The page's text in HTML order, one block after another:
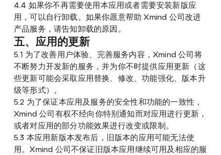
4.4 如果你不再需要使用本应用或者需要安装新版应
用，可以自行卸载。如果你愿意帮助 Xmind 公司改进
产品服务，请告知卸载的原因。
五、应用的更新
5.1 为了改善用户体验、完善服务内容，Xmind 公司将
不断努力开发新的服务，并为你不时提供应用更新（这
些更新可能会采取应用替换、修改、功能强化、版本升
级等形式）。
5.2 为了保证本应用及服务的安全性和功能的一致性，
Xmind 公司有权不经向你特别通知而对应用进行更新，
或者对应用的部分功能效果进行改变或限制。
5.3 本应用新版本发布后，旧版本的应用可能无法使
用。Xmind 公司不保证旧版本应用继续可用及相应的服